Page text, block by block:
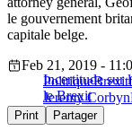
le gouvernement
capitale belge.
Incertitude sur
le Brexit
Feb 21, 2019 -
PolitiqueBrexit
Jeremy Corbyn
Print Partager